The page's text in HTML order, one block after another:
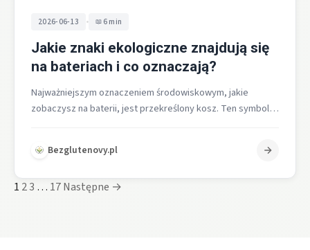
2026-06-13 • 6 min
Jakie znaki ekologiczne znajdują się
na bateriach i co oznaczają?
Najważniejszym oznaczeniem środowiskowym, jakie
zobaczysz na baterii, jest przekreślony kosz. Ten symbol
Bezglutenovy.pl
1 23 … 17Następne →